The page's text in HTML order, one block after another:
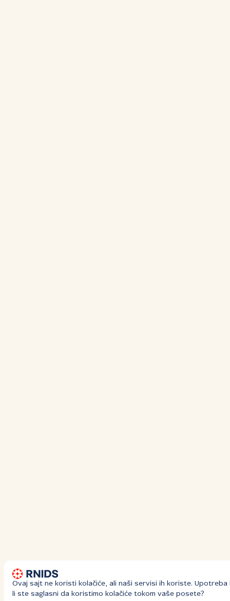
Ovaj sajt ne koristi kolačiće, ali naši servisi ih koriste. Upotreba
li ste saglasni da koristimo kolačiće tokom vaše posete?